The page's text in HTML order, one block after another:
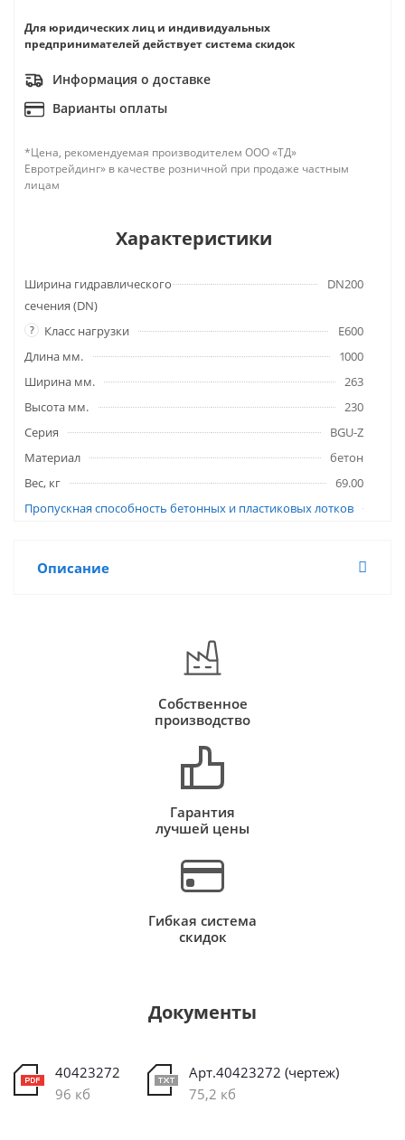
Для юридических лиц и индивидуальных
предпринимателей действует система скидок
Информация о доставке
Варианты оплаты
*Цена, рекомендуемая производителем ООО «ТД»
Евротрейдинг» в качестве розничной при продаже частным
лицам
Характеристики
Ширина гидравлического
сечения (DN)
DN200
? Класс нагрузки
E600
Длина мм.
1000
Ширина мм.
263
Высота мм.
230
Серия
BGU-Z
Материал
бетон
Вес, кг
69.00
Пропускная способность бетонных и пластиковых лотков
Описание
Собственное
производство
Гарантия
лучшей цены
Гибкая система
скидок
Документы
40423272
96 кб
Арт.40423272 (чертеж)
75,2 кб